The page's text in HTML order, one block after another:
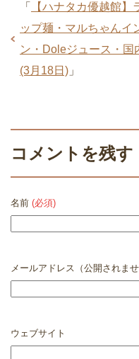
「
【ハナタカ優越館
ップ麺・マルちゃんイ
ン・Doleジュース・国
(3月18日) 」
コメントを残す
名前 (必須)
メールアドレス（公開されませ
ウェブサイト